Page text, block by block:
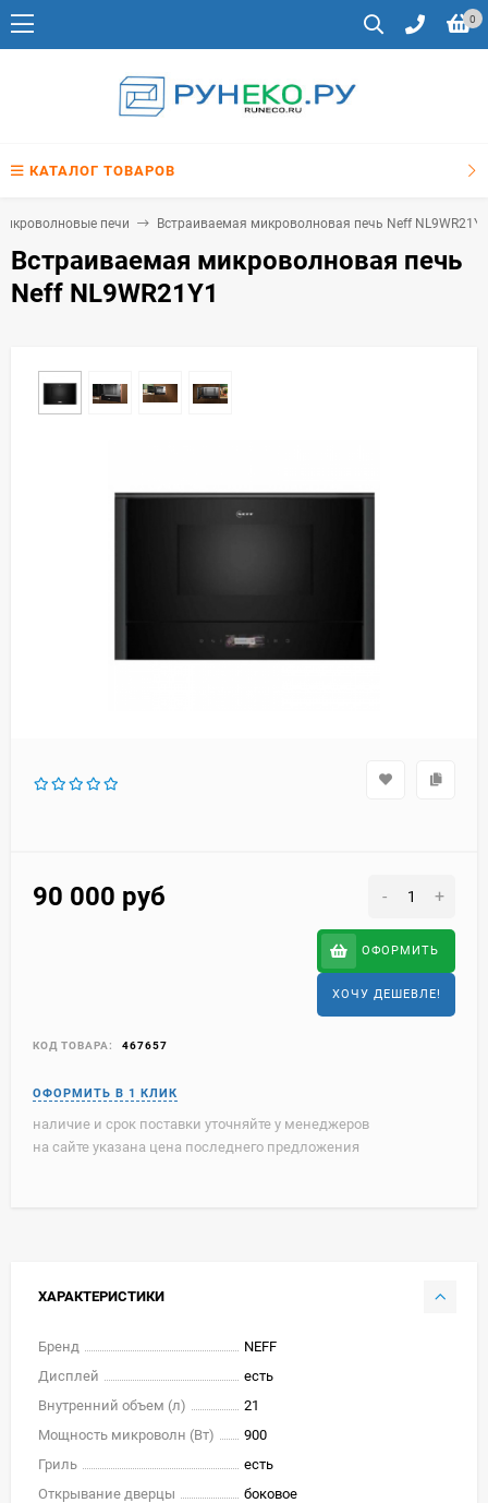
0
КАТАЛОГ ТОВАРОВ
печи Встраиваемая микроволновая печь Neff NL9WR21Y1
Встраиваемая микроволновая печь
Neff NL9WR21Y1
90 000 руб - +
ОФОРМИТЬ
ХОЧУ ДЕШЕВЛЕ!
КОД ТОВАРА: 467657
наличие и срок поставки уточняйте у менеджеров
на сайте указана цена последнего предложения
ХАРАКТЕРИСТИКИ
Бренд
NEFF
Дисплей
есть
Внутренний объем (л)
21
Мощность микроволн (Вт)
900
Гриль
есть
Открывание дверцы
боковое